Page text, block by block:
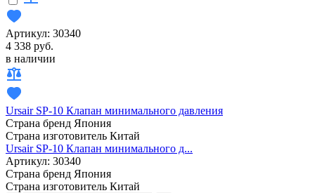
Артикул: 30340
4 338 руб.
в наличии
Ursair SP-10 Клапан минимального давления
Страна бренд Япония
Страна изготовитель Китай
Ursair SP-10 Клапан минимального д...
Артикул: 30340
Страна бренд Япония
Страна изготовитель Китай